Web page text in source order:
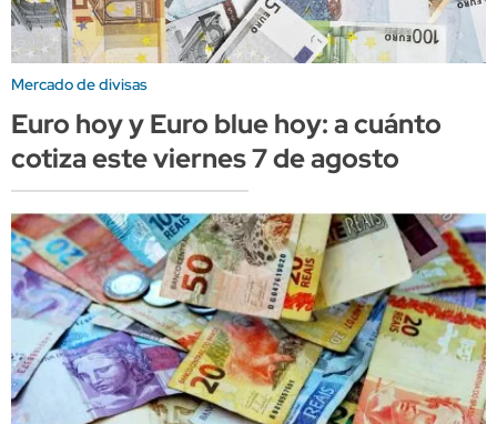
Mercado de divisas
Euro hoy y Euro blue hoy: a cuánto
cotiza este viernes 7 de agosto